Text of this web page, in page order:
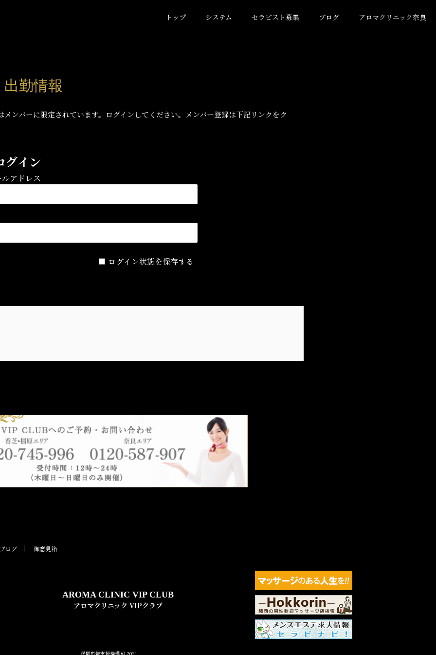
トップ システム セラピスト募集 ブログ アロマクリニック奈良
勤情報
メンバーに限定されています。ログインしてください。メンバー登録は下記リンクをク
グイン
アドレス
ログイン状態を保存する
ブログ 御意見箱
AROMA CLINIC VIP CLUB
アロマクリニック VIPクラブ
民間広告支援機構 © 2021